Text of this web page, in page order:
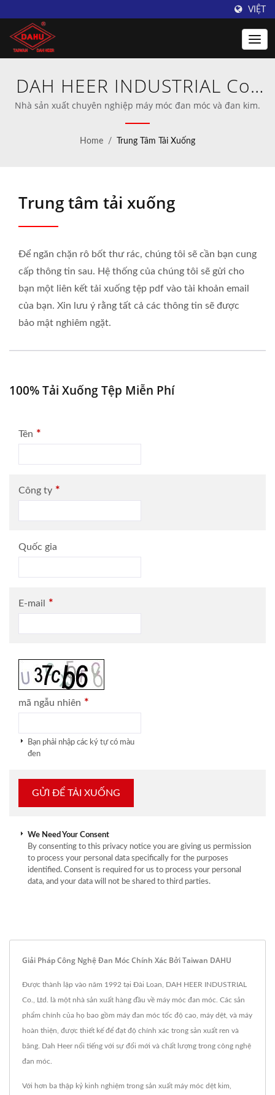
VIỆT
DAH HEER INDUSTRIAL Co.,
Ltd.
Nhà sản xuất chuyên nghiệp máy móc đan móc và đan kim.
Home / Trung Tâm Tải Xuống
Trung tâm tải xuống
Để ngăn chặn rô bốt thư rác, chúng tôi sẽ cần bạn cung
cấp thông tin sau. Hệ thống của chúng tôi sẽ gửi cho
bạn một liên kết tải xuống tệp pdf vào tài khoản email
của bạn. Xin lưu ý rằng tất cả các thông tin sẽ được
bảo mật nghiêm ngặt.
100% Tải Xuống Tệp Miễn Phí
Tên *
Công ty *
Quốc gia
E-mail *
mã ngẫu nhiên *
Bạn phải nhập các ký tự có màu
đen
We Need Your Consent
By consenting to this privacy notice you are giving us permission
to process your personal data specifically for the purposes
identified. Consent is required for us to process your personal
data, and your data will not be shared to third parties.
Giải Pháp Công Nghệ Đan Móc Chính Xác Bởi Taiwan DAHU
Được thành lập vào năm 1992 tại Đài Loan, DAH HEER INDUSTRIAL
Co., Ltd. là một nhà sản xuất hàng đầu về máy móc đan móc. Các sản
phẩm chính của họ bao gồm máy đan móc tốc độ cao, máy dệt, và máy
hoàn thiện, được thiết kế để đạt độ chính xác trong sản xuất ren và
băng. Dah Heer nổi tiếng với sự đổi mới và chất lượng trong công nghệ
đan móc.
Với hơn ba thập kỷ kinh nghiệm trong sản xuất máy móc dệt kim,